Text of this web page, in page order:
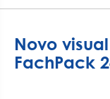
Novo
FachPack